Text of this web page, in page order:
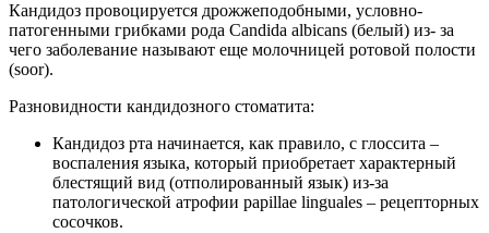
Кандидоз провоцируется дрожжеподобными, условно-
патогенными грибками рода Candida albicans (белый) из- за
чего заболевание называют еще молочницей ротовой полости
(soor).
Разновидности кандидозного стоматита:
Кандидоз рта начинается, как правило, с глоссита –
воспаления языка, который приобретает характерный
блестящий вид (отполированный язык) из-за
патологической атрофии papillae linguales – рецепторных
сосочков.